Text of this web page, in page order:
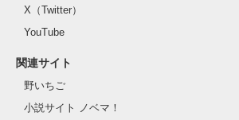
X（Twitter）
YouTube
関連サイト
野いちご
小説サイト ノベマ！